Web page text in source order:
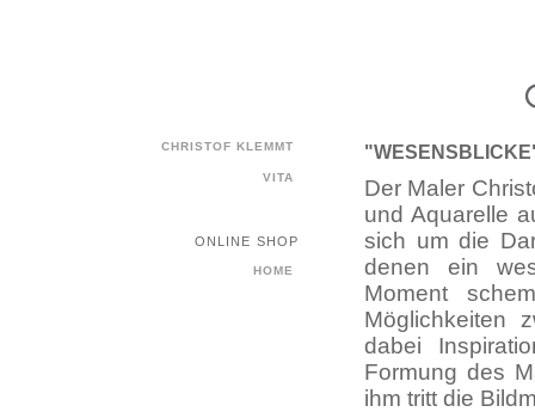
CHRISTOF KLEMMT
VITA
ONLINE SHOP
HOME
Der Maler
und Aquarelle
sich um die
denen ein
Moment
Möglichkeiten
dabei
Formung des
ihm tritt die